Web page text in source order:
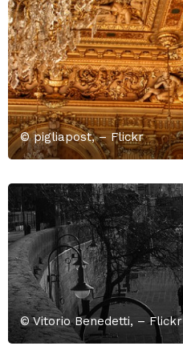
© pigliapost, – Flickr
© Vitorio Benedetti, – Flickr